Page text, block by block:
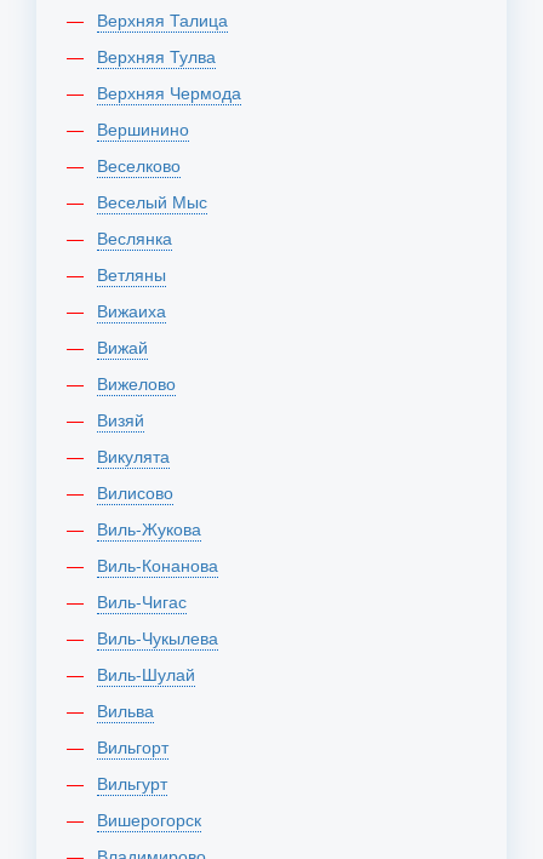
Верхняя Талица
Верхняя Тулва
Верхняя Чермода
Вершинино
Веселково
Веселый Мыс
Веслянка
Ветляны
Вижаиха
Вижай
Вижелово
Визяй
Викулята
Вилисово
Виль-Жукова
Виль-Конанова
Виль-Чигас
Виль-Чукылева
Виль-Шулай
Вильва
Вильгорт
Вильгурт
Вишерогорск